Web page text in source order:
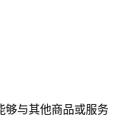
够与其他商品或服务